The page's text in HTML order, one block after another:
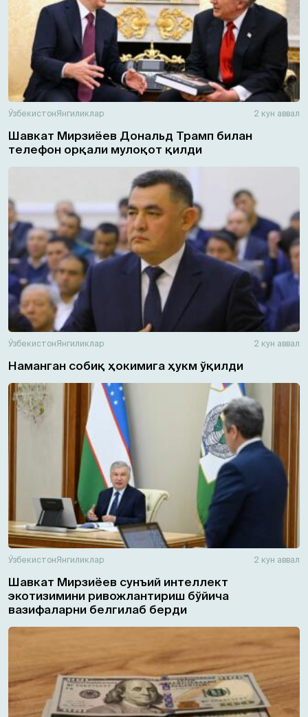
ЎзбекистонЯнгиликлар 2 кун аввал
Шавкат Мирзиёев Дональд Трамп билан
телефон орқали мулоқот қилди
ЎзбекистонЯнгиликлар 2 кун аввал
Наманган собиқ ҳокимига ҳукм ўқилди
ЎзбекистонЯнгиликлар 2 кун аввал
Шавкат Мирзиёев сунъий интеллект
экотизимини ривожлантириш бўйича
вазифаларни белгилаб берди